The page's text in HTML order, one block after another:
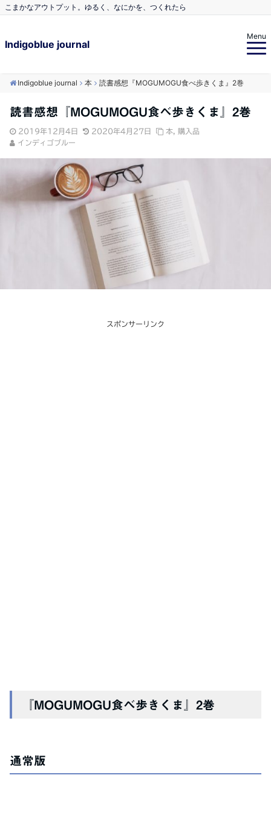
こまかなアウトプット。ゆるく、なにかを、つくれたら
Indigoblue journal
Menu
Indigoblue journal 本 読書感想『MOGUMOGU食べ歩きくま』2巻
読書感想『MOGUMOGU食べ歩きくま』2巻
2019年12月4日 2020年4月27日 本
購入品
インディゴブルー
スポンサーリンク
『MOGUMOGU食べ歩きくま』2巻
通常版